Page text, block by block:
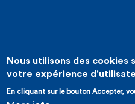
©2026 ICHEC |Création
Nous utilisons des cookies
votre expérience
En cliquant sur le bouton Accepter,